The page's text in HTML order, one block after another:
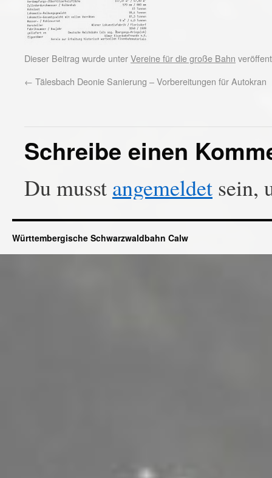
Dieser Beitrag wurde unterVereine für die große Bahn
← Tälesbach Deonie Sanierung – Vorbereitungen für Autokran
Schreibe einen
Du musst angemeldet sein,
Württembergische Schwarzwaldbahn Calw